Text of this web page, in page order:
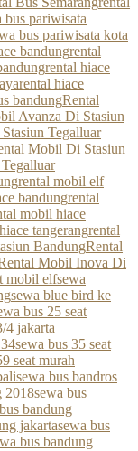
bus pariwisata
bus pariwisata kota
bandungrental
rental hiace
rental hiace
bandungRental
Avanza Di Stasiun
Tegalluar
Mobil Di Stasiun
rental mobil elf
bandungrental
mobil hiace
tangerangrental
BandungRental
Mobil Inova Di
mobil elfsewa
sewa blue bird ke
bus 25 seat
4 jakarta
sewa bus 35 seat
seat murah
sewa bus bandros
2018sewa bus
bandung
jakartasewa bus
bus bandung